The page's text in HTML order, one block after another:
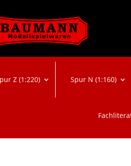
Z (1:220) Spur N (1:160)